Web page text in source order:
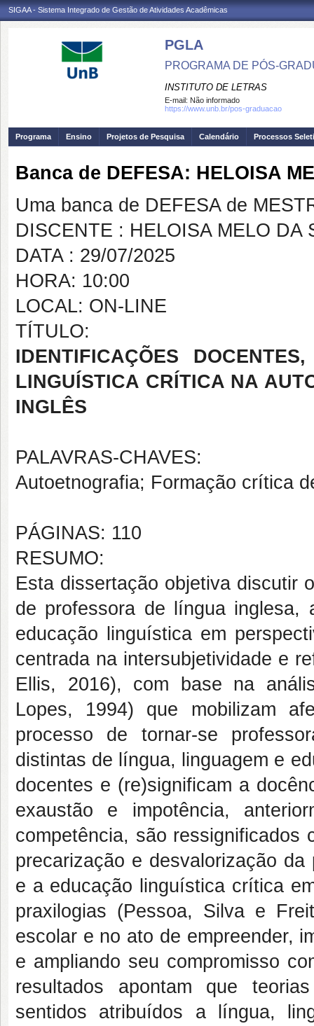
SIGAA - Sistema Integrado de Gestão de Atividades Acadêmicas
PGLA
PROGRAMA DE PÓS-
INSTITUTO DE LETRAS
E-mail: Não informado
https://www.unb.br/pos-graduacao
Programa Ensino Projetos de Pesquisa Calendário Processos
Banca de DEFESA: HELOISA
Uma banca de DEFESA de
DISCENTE : HELOISA MELO DA
DATA : 29/07/2025
HORA: 10:00
LOCAL: ON-LINE
TÍTULO:
IDENTIFICAÇÕES
LINGUÍSTICA CRÍTICA NA
INGLÊS
PALAVRAS-CHAVES:
Autoetnografia; Formação crítica
PÁGINAS: 110
RESUMO:
Esta dissertação objetiva discutir
de professora de língua inglesa,
educação linguística em
centrada na intersubjetividade e
Ellis, 2016), com base na
Lopes, 1994) que mobilizam
processo de tornar-se
distintas de língua, linguagem e
docentes e (re)significam a
exaustão e impotência,
competência, são ressignificados
precarização e desvalorização
e a educação linguística crítica
praxilogias (Pessoa, Silva e
escolar e no ato de empreender,
e ampliando seu compromisso
resultados apontam que
sentidos atribuídos a língua,